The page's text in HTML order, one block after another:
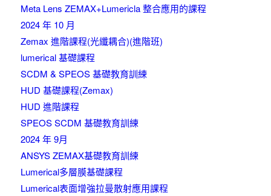
Meta Lens ZEMAX+Lumericla 整合應用的課程
2024 年 10 月
Zemax 進階課程(光纖耦合)(進階班)
lumerical 基礎課程
SCDM & SPEOS 基礎教育訓練
HUD 基礎課程(Zemax)
HUD 進階課程
SPEOS SCDM 基礎教育訓練
2024 年 9月
ANSYS ZEMAX基礎教育訓練
Lumerical多層膜基礎課程
Lumerical表面增強拉曼散射應用課程